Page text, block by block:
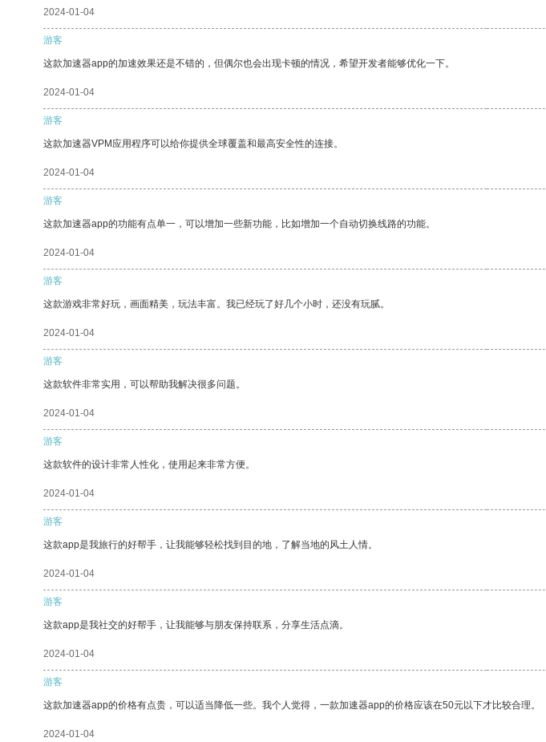
2024-01-04
游客
这款加速器app的加速效果还是不错的，但偶尔也会出现卡顿的情况，希望开发者能够优化一下。
2024-01-04
游客
这款加速器VPM应用程序可以给你提供全球覆盖和最高安全性的连接。
2024-01-04
游客
这款加速器app的功能有点单一，可以增加一些新功能，比如增加一个自动切换线路的功能。
2024-01-04
游客
这款游戏非常好玩，画面精美，玩法丰富。我已经玩了好几个小时，还没有玩腻。
2024-01-04
游客
这款软件非常实用，可以帮助我解决很多问题。
2024-01-04
游客
这款软件的设计非常人性化，使用起来非常方便。
2024-01-04
游客
这款app是我旅行的好帮手，让我能够轻松找到目的地，了解当地的风土人情。
2024-01-04
游客
这款app是我社交的好帮手，让我能够与朋友保持联系，分享生活点滴。
2024-01-04
游客
这款加速器app的价格有点贵，可以适当降低一些。我个人觉得，一款加速器app的价格应该在50元以下才比较合理。
2024-01-04